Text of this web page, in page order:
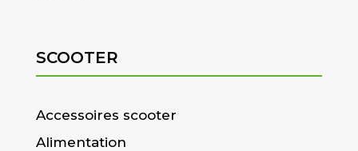
SCOOTER
Accessoires scooter
Alimentation